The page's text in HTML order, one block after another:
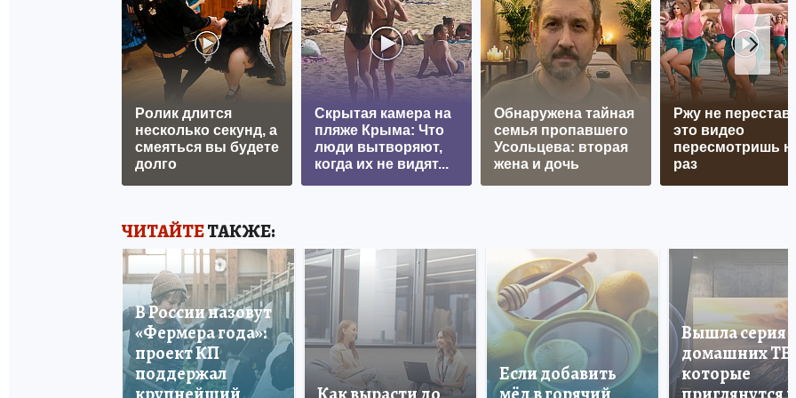
Ролик длится
несколько секунд, а
смеяться вы будете
долго
Скрытая камера на
пляже Крыма: Что
люди вытворяют,
когда их не видят...
Обнаружена тайная
семья пропавшего
Усольцева: вторая
жена и дочь
Ржу не
это видео
пересмотришь не
раз
ЧИТАЙТЕТАКЖЕ:
В России назовут
«Фермера года»:
проект КП
поддержал
Если добавить
Вышла серия
домашних ТВ,
которые